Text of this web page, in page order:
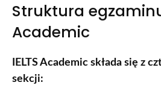
Struktura egzaminu
Academic
IELTS Academic składa się z
sekcji: